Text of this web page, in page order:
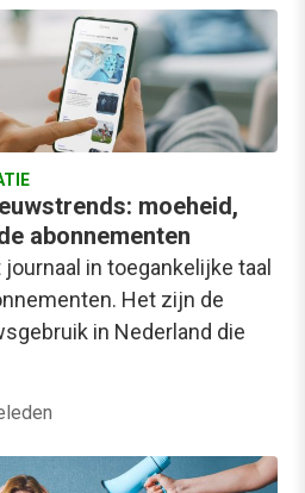
moeheid,
abonnementen
in toegankelijke taal
Het zijn de
in Nederland die